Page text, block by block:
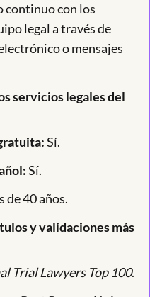
continuo con los
legal a través de
o mensajes
servicios legales del
Sí.
Sí.
de 40 años.
y validaciones más
Trial Lawyers Top 100.